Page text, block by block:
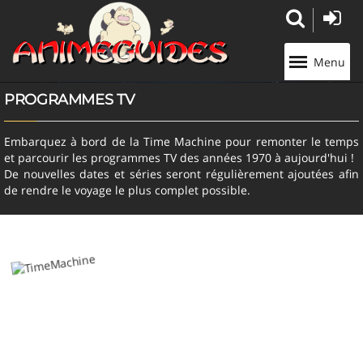
Menu
PROGRAMMES TV
Embarquez à bord de la Time Machine pour remonter le temps
et parcourir les programmes TV des années 1970 à aujourd'hui !
De nouvelles dates et séries seront régulièrement ajoutées afin
de rendre le voyage le plus complet possible.
Panneau de gestion des cookies